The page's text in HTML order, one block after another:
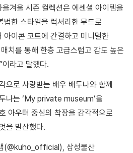
겨울 시즌 컬렉션은 에센셜 아이템을
법한 스타일을 럭셔리한 무드로
아이콘 코트에 간결하고 미니멀한
치를 통해 한층 고급스럽고 감도 높은
라고 말했다.
으로 사랑받는 배우 배두나와 함께
나는 ‘My private museum’을
아우터 중심의 착장을 감각적으로
을 발산했다.
(@kuho_official), 삼성물산